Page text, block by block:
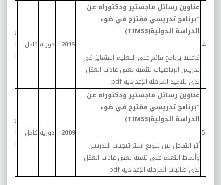
4
عناوين رسائل ماجستير ودكتوراه عن
"برنامج تدريسي مقترح في ضوء
الدراسة الدولية(TIMSS)
فاعلية برنامج قائم على التعليم المتمايز في
تدريس الرياضيات لتنمية بعض عادات العقل
لدى تلاميذ المرحلة الإعداديةpdf
2015 دورية كامل
طلاب
5
عناوين رسائل ماجستير ودكتوراه عن
"برنامج تدريسي مقترح في ضوء
الدراسة الدولية(TIMSS)
أثر التفاعل بين تنويع استراتيجيات التدريس
وأنماط التعلم على تنمية بعض عادات العقل
لدى طالبات المرحلة الإعداديةpdf
2009 دورية كامل
طلاب